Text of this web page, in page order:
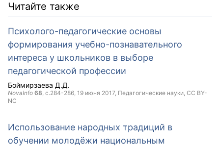
Читайте также
Психолого-педагогические основы
формирования учебно-познавательного
интереса у школьников в выборе
педагогической профессии
Боймирзаева Д.Д.
NovaInfo 68, с.284-286, 19 июня 2017, Педагогические науки, CC BY-
NC
Использование народных традиций в
обучении молодёжи национальным